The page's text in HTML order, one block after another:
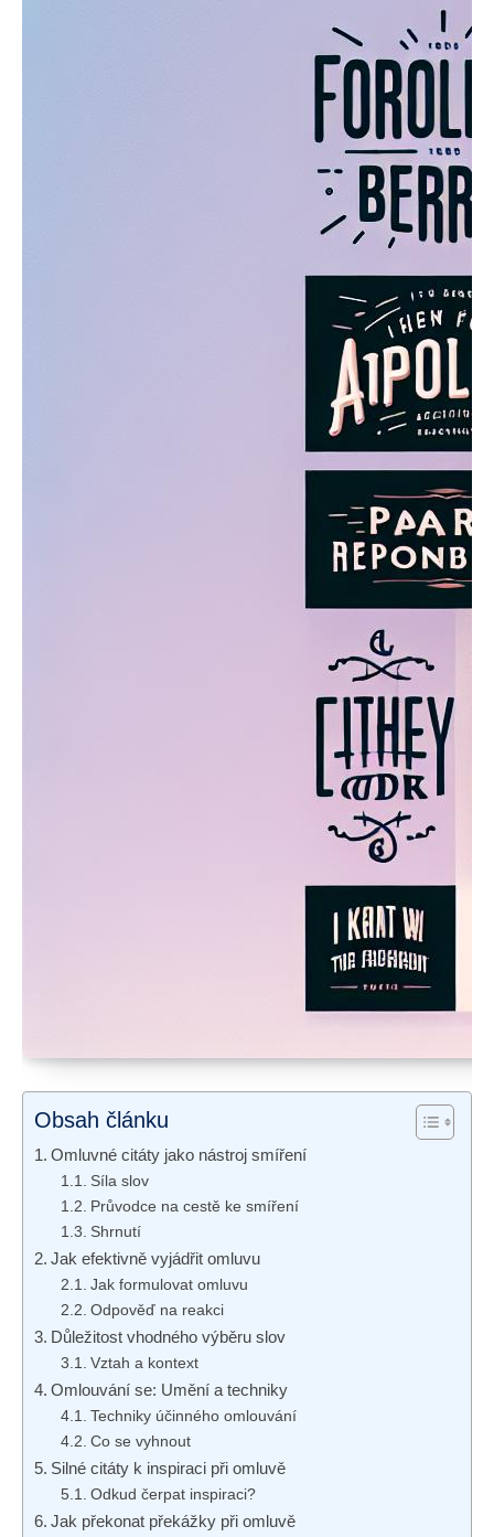
Obsah článku
Omluvné citáty jako nástroj ‌smíření
Síla slov
Průvodce na⁢ cestě ke⁢ smíření
Shrnutí
Jak efektivně vyjádřit omluvu
Jak formulovat⁣ omluvu
Odpověď na reakci
Důležitost vhodného výběru slov
Vztah a⁢ kontext
Omlouvání se:⁣ Umění⁣ a techniky
Techniky účinného omlouvání
Co se vyhnout
Silné citáty‌ k​ inspiraci při omluvě
Odkud ⁣čerpat‌ inspiraci?
Jak ⁣překonat překážky při ⁣omluvě